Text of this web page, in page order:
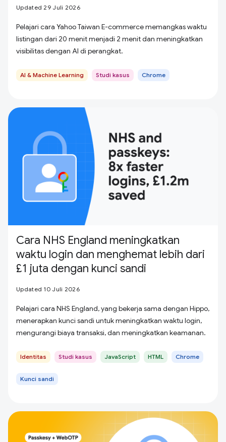
Updated 29 Juli 2026
Pelajari cara Yahoo Taiwan E-commerce memangkas waktu
listingan dari 20 menit menjadi 2 menit dan meningkatkan
visibilitas dengan AI di perangkat.
AI & Machine Learning Studi kasus Chrome
Cara NHS England meningkatkan
waktu login dan menghemat lebih dari
£1 juta dengan kunci sandi
Updated 10 Juli 2026
Pelajari cara NHS England, yang bekerja sama dengan Hippo,
menerapkan kunci sandi untuk meningkatkan waktu login,
mengurangi biaya transaksi, dan meningkatkan keamanan.
Identitas Studi kasus JavaScript HTML Chrome
Kunci sandi